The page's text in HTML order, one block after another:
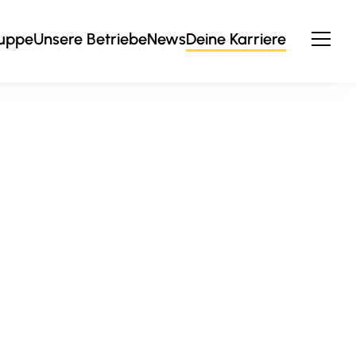
Unsere BetriebeNewsDeine Karriere